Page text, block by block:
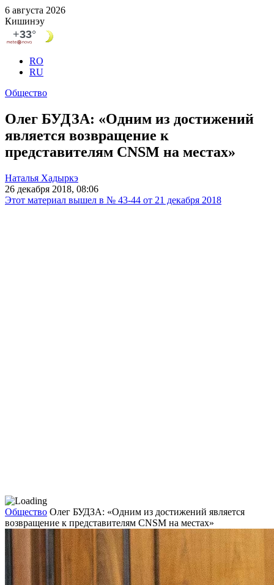
6 августа 2026
Кишинэу
RO
RU
Общество
Олег БУДЗА: «Одним из достижений
является возвращение к
представителям CNSM на местах»
Наталья Хадыркэ
26 декабря 2018, 08:06
Этот материал вышел в № 43-44 от 21 декабря 2018
Общество Олег БУДЗА: «Одним из достижений является
возвращение к представителям CNSM на местах»